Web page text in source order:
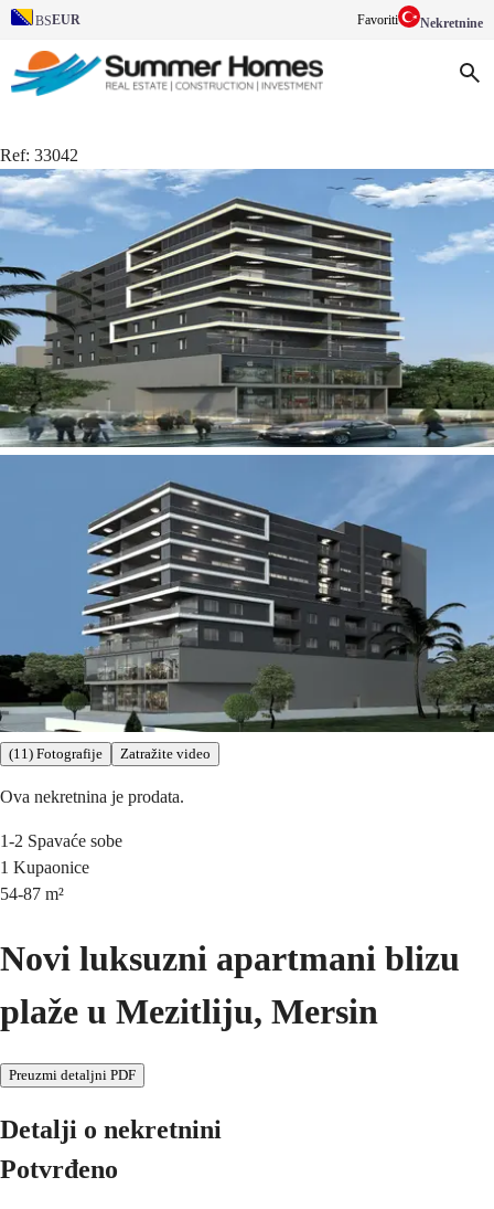
BSEUR Favoriti Nekretnine
Ref: 33042
(11) Fotografije Zatražite video
Ova nekretnina je prodata.
1-2 Spavaće sobe
1 Kupaonice
54-87 m²
Novi luksuzni apartmani blizu
plaže u Mezitliju, Mersin
Preuzmi detaljni PDF
Detalji o nekretnini
Potvrđeno